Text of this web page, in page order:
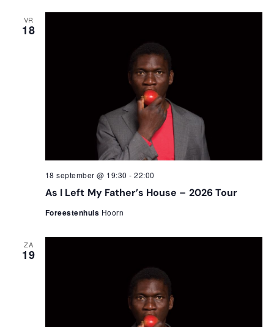
VR
18
As I Left My Father’s House – 2026 Tour
18 september @ 19:30 - 22:00
Foreestenhuis Hoorn
ZA
19